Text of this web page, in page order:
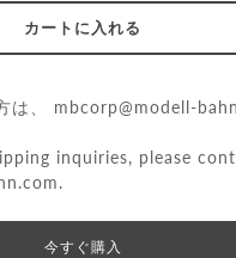
は、 mbcorp@modell-
inquiries, please
.
今すぐ購入